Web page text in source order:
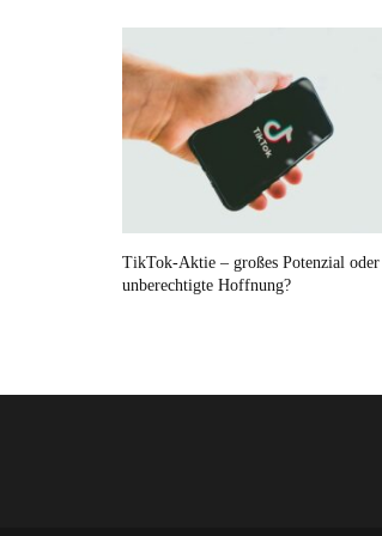
TikTok-Aktie – großes Potenzial oder
unberechtigte Hoffnung?